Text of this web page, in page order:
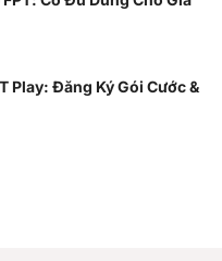
Play: Đăng Ký Gói Cước &